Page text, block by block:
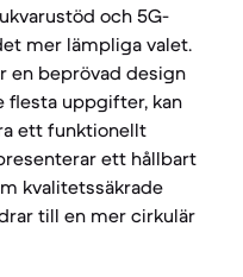
och 5G-
mer lämpliga valet.
en beprövad design
flesta uppgifter, kan
ett funktionellt
ett hållbart
kvalitetssäkrade
till en mer cirkulär